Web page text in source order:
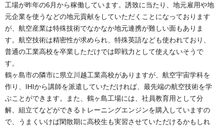
工場が昨年の6月から稼働しています。誘致に当たり、地元雇用や地
元企業を使うなどの地元貢献をしていただくことになっております
が、航空産業は特殊技術でなかなか地元連携が難しい面もありま
す。航空技術は精密性が求められ、特殊英語なども使われており、
普通の工業高校を卒業しただけでは即戦力として使えないそうで
す。
鶴ヶ島市の隣市に県立川越工業高校がありますが、航空宇宙学科を
作り、IHIから講師を派遣していただければ、最先端の航空技術を学
ぶことができます。また、鶴ヶ島工場には、社員教育用として分
解、組立てなどができるトレーニングエンジンを購入していますの
で、うまくいけば閑散期に高校生も実習させていただけるかもしれ